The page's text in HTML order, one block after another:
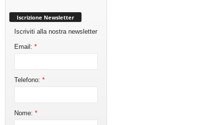
Iscrizione Newsletter
Iscriviti alla nostra newsletter
Email:*
Telefono:*
Nome:*